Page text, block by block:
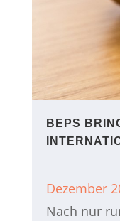
BEPS
Dezember
Nach nur